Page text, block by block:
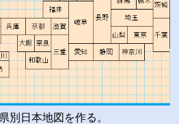
別日本地図を作る。